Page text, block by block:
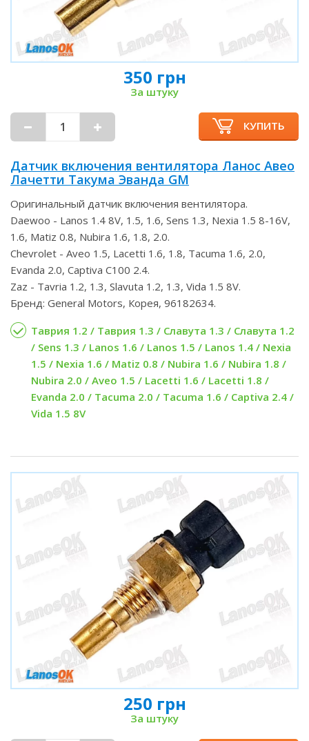
350 грн
За штуку
КУПИТЬ
Датчик включения вентилятора Ланос Авео
Лачетти Такума Эванда GM
Оригинальный датчик включения вентилятора.
Daewoo - Lanos 1.4 8V, 1.5, 1.6, Sens 1.3, Nexia 1.5 8-16V,
1.6, Matiz 0.8, Nubira 1.6, 1.8, 2.0.
Chevrolet - Aveo 1.5, Lacetti 1.6, 1.8, Tacuma 1.6, 2.0,
Evanda 2.0, Captiva C100 2.4.
Zaz - Tavria 1.2, 1.3, Slavuta 1.2, 1.3, Vida 1.5 8V.
Бренд: General Motors, Корея, 96182634.
Таврия 1.2 / Таврия 1.3 / Славута 1.3 / Славута 1.2
/ Sens 1.3 / Lanos 1.6 / Lanos 1.5 / Lanos 1.4 / Nexia
1.5 / Nexia 1.6 / Matiz 0.8 / Nubira 1.6 / Nubira 1.8 /
Nubira 2.0 / Aveo 1.5 / Lacetti 1.6 / Lacetti 1.8 /
Evanda 2.0 / Tacuma 2.0 / Tacuma 1.6 / Captiva 2.4 /
Vida 1.5 8V
250 грн
За штуку